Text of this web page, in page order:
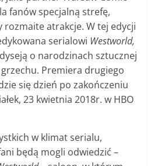
fanów specjalną strefę,
rozmaite atrakcje. W tej edycji
serialowi Westworld,
o narodzinach sztucznej
Premiera drugiego
się dzień po zakończeniu
23 kwietnia 2018r. w HBO
w klimat serialu,
będą mogli odwiedzić –